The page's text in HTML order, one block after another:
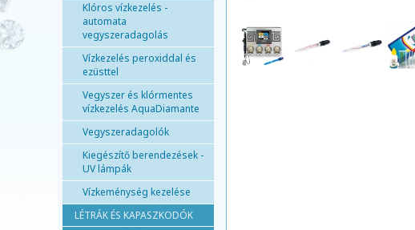
Klóros vízkezelés -
automata
vegyszeradagolás
Vízkezelés peroxiddal és
ezüsttel
Vegyszer és klórmentes
vízkezelés AquaDiamante
Vegyszeradagolók
Kiegészítő berendezések -
UV lámpák
Vízkeménység kezelése
LÉTRÁK ÉS KAPASZKODÓK